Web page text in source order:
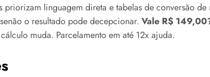
priorizam linguagem direta e tabelas de conversão de
o resultado pode decepcionar. Vale R$
muda. Parcelamento em até 12x ajuda.